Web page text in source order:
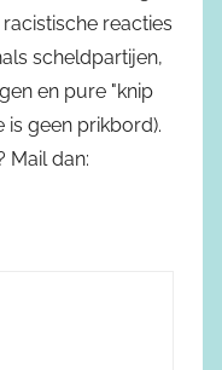
reacties
scheldpartijen,
en pure "knip
is geen prikbord).
Mail dan: